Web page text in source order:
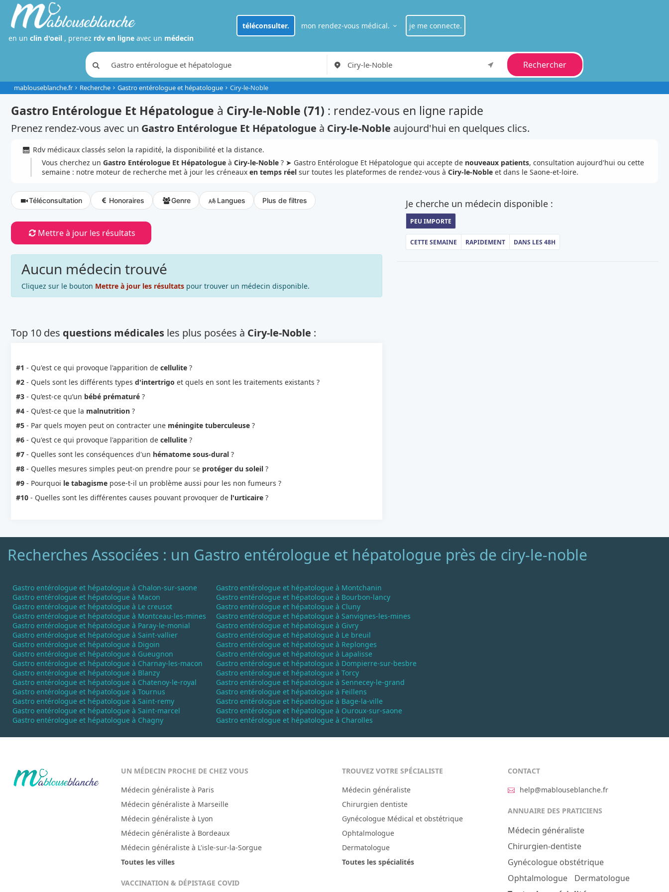
téléconsulter. mon rendez-vous médical. je me connecte.
en un clin d'oeil , prenez rdv en ligneavec un médecin
Rechercher
mablouseblanche.fr Recherche Gastro entérologue et hépatologue Ciry-le-Noble
Gastro Entérologue Et Hépatologue à Ciry-le-Noble (71) : rendez-vous en ligne rapide
Prenez rendez-vous avec un Gastro Entérologue Et Hépatologue à Ciry-le-Noble aujourd'hui en quelques clics.
Rdv médicaux classés selon la rapidité, la disponibilité et la distance.
Vous cherchez un Gastro Entérologue Et Hépatologueà Ciry-le-Noble? ➤ Gastro Entérologue Et Hépatologue qui accepte de nouveaux patients, consultation aujourd'hui ou cette
semaine : notre moteur de recherche met à jour les créneaux en temps réelsur toutes les plateformes de rendez-vous à Ciry-le-Nobleet dans le Saone-et-loire.
Téléconsultation Honoraires Genre Langues Plus de filtres
Mettre à jour les résultats
Aucun médecin trouvé
Cliquez sur le bouton Mettre à jour les résultatspour trouver un médecin disponible.
Top 10 des questions médicalesles plus posées à Ciry-le-Noble :
#1 - Qu'est ce qui provoque l'apparition de cellulite?
#2- Quels sont les différents types d'intertrigo et quels en sont les traitements existants ?
#3- Qu’est-ce qu’un bébé prématuré?
#4- Qu’est-ce que la malnutrition?
#5- Par quels moyen peut on contracter une méningite tuberculeuse?
#6- Qu'est ce qui provoque l'apparition de cellulite?
#7- Quelles sont les conséquences d'un hématome sous-dural?
#8- Quelles mesures simples peut-on prendre pour se protéger du soleil?
#9- Pourquoi le tabagismepose-t-il un problème aussi pour les non fumeurs ?
#10- Quelles sont les différentes causes pouvant provoquer de l'urticaire?
Je cherche un médecin disponible :
PEU IMPORTE
CETTE SEMAINE RAPIDEMENT DANS LES 48H
Recherches Associées : un Gastro entérologue et hépatologue près de ciry-le-noble
Gastro entérologue et hépatologue à Chalon-sur-saone
Gastro entérologue et hépatologue à Macon
Gastro entérologue et hépatologue à Le creusot
Gastro entérologue et hépatologue à Montceau-les-mines
Gastro entérologue et hépatologue à Paray-le-monial
Gastro entérologue et hépatologue à Saint-vallier
Gastro entérologue et hépatologue à Digoin
Gastro entérologue et hépatologue à Gueugnon
Gastro entérologue et hépatologue à Charnay-les-macon
Gastro entérologue et hépatologue à Blanzy
Gastro entérologue et hépatologue à Chatenoy-le-royal
Gastro entérologue et hépatologue à Tournus
Gastro entérologue et hépatologue à Saint-remy
Gastro entérologue et hépatologue à Saint-marcel
Gastro entérologue et hépatologue à Chagny
Gastro entérologue et hépatologue à Montchanin
Gastro entérologue et hépatologue à Bourbon-lancy
Gastro entérologue et hépatologue à Cluny
Gastro entérologue et hépatologue à Sanvignes-les-mines
Gastro entérologue et hépatologue à Givry
Gastro entérologue et hépatologue à Le breuil
Gastro entérologue et hépatologue à Replonges
Gastro entérologue et hépatologue à Lapalisse
Gastro entérologue et hépatologue à Dompierre-sur-besbre
Gastro entérologue et hépatologue à Torcy
Gastro entérologue et hépatologue à Sennecey-le-grand
Gastro entérologue et hépatologue à Feillens
Gastro entérologue et hépatologue à Bage-la-ville
Gastro entérologue et hépatologue à Ouroux-sur-saone
Gastro entérologue et hépatologue à Charolles
UN MÉDECIN PROCHE DE CHEZ VOUS
Médecin généraliste à Paris
Médecin généraliste à Marseille
Médecin généraliste à Lyon
Médecin généraliste à Bordeaux
Médecin généraliste à L'isle-sur-la-Sorgue
Toutes les villes
VACCINATION & DÉPISTAGE COVID
TROUVEZ VOTRE SPÉCIALISTE
Médecin généraliste
Chirurgien dentiste
Gynécologue Médical et obstétrique
Ophtalmologue
Dermatologue
Toutes les spécialités
CONTACT
help@mablouseblanche.fr
ANNUAIRE DES PRATICIENS
Médecin généraliste
Chirurgien-dentiste
Gynécologue obstétrique
Ophtalmologue
Dermatologue